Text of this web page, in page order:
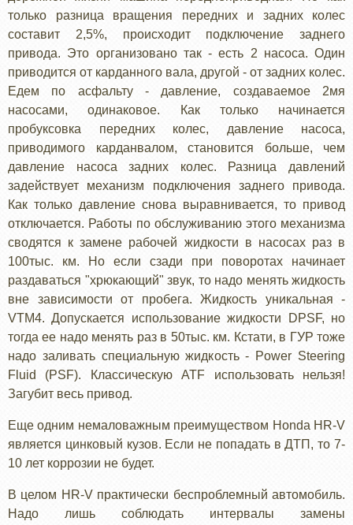
только разница вращения передних и задних колес
составит 2,5%, происходит подключение заднего
привода. Это организовано так - есть 2 насоса. Один
приводится от карданного вала, другой - от задних колес.
Едем по асфальту - давление, создаваемое 2мя
насосами, одинаковое. Как только начинается
пробуксовка передних колес, давление насоса,
приводимого карданвалом, становится больше, чем
давление насоса задних колес. Разница давлений
задействует механизм подключения заднего привода.
Как только давление снова выравнивается, то привод
отключается. Работы по обслуживанию этого механизма
сводятся к замене рабочей жидкости в насосах раз в
100тыс. км. Но если сзади при поворотах начинает
раздаваться "хрюкающий" звук, то надо менять жидкость
вне зависимости от пробега. Жидкость уникальная -
VTM4. Допускается использование жидкости DPSF, но
тогда ее надо менять раз в 50тыс. км. Кстати, в ГУР тоже
надо заливать специальную жидкость - Power Steering
Fluid (PSF). Классическую ATF использовать нельзя!
Загубит весь привод.
Еще одним немаловажным преимуществом Honda HR-V
является цинковый кузов. Если не попадать в ДТП, то 7-
10 лет коррозии не будет.
В целом HR-V практически беспроблемный автомобиль.
Надо лишь соблюдать интервалы замены